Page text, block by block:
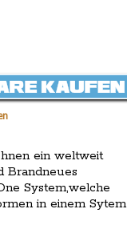
ein weltweit
Brandneues
System,welche
in einem Sytem